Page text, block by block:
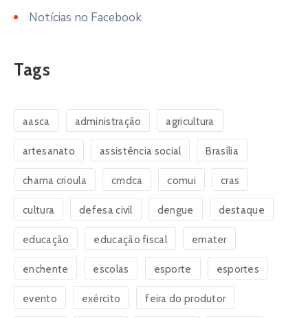
Notícias no Facebook
Tags
aasca administração agricultura
artesanato assistência social Brasília
chama crioula cmdca comui cras
cultura defesa civil dengue destaque
educação educação fiscal emater
enchente escolas esporte esportes
evento exército feira do produtor